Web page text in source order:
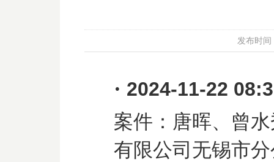
发布时
· 2024-11-22
案件：唐晖、曾
有限公司无锡市